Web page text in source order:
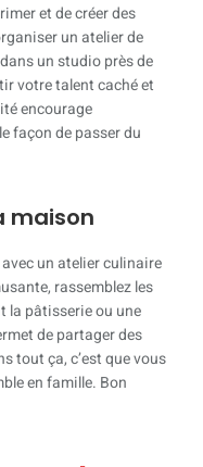
et de créer des
un atelier de
un studio près de
votre talent caché et
encourage
façon de passer du
maison
un atelier culinaire
rassemblez les
la pâtisserie ou une
de partager des
tout ça, c’est que vous
en famille. Bon